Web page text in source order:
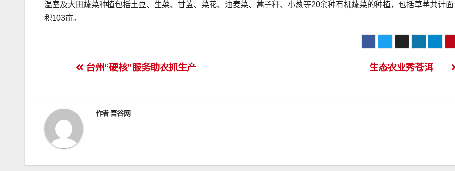
温室及大田蔬菜种植包括土豆、生菜、甘蓝、菜花、油麦菜、蒿子秆、小葱等20余种有机蔬菜的种植，包括草莓共计面
积103亩。
导
航
生态农业秀苍洱
台州“硬核”服务助农抓生产
作者吾谷网